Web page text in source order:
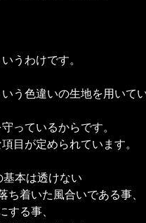
うわけです。
う色違いの生地を用いてい
っているからです。
目が定められています。
本は透けない
着いた風合いである事、
る事、